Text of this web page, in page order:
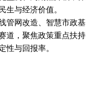
生与经济价值。
管网改造、智慧市政基
道，聚焦政策重点扶持
性与回报率。